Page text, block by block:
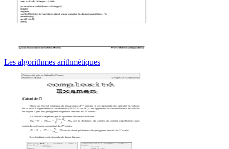
Les algorithmes arithmétiques